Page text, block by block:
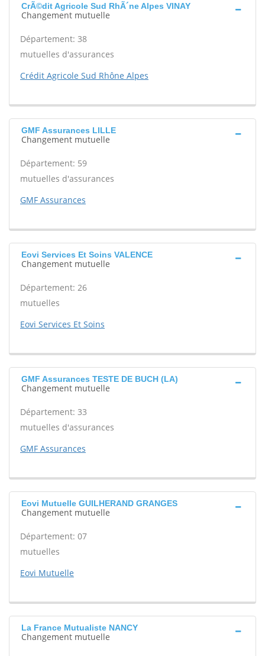
CrÃ©dit Agricole Sud RhÃ´ne Alpes VINAY
Changement mutuelle
Département: 38
mutuelles d'assurances
Crédit Agricole Sud Rhône Alpes
GMF Assurances LILLE
Changement mutuelle
Département: 59
mutuelles d'assurances
GMF Assurances
Eovi Services Et Soins VALENCE
Changement mutuelle
Département: 26
mutuelles
Eovi Services Et Soins
GMF Assurances TESTE DE BUCH (LA)
Changement mutuelle
Département: 33
mutuelles d'assurances
GMF Assurances
Eovi Mutuelle GUILHERAND GRANGES
Changement mutuelle
Département: 07
mutuelles
Eovi Mutuelle
La France Mutualiste NANCY
Changement mutuelle